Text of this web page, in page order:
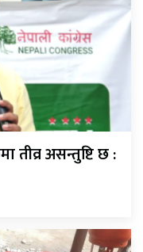
तीव्र असन्तुष्टि छ :